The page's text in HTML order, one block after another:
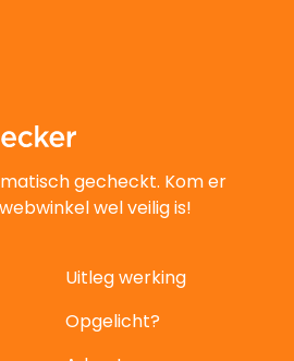
gecheckt. Kom er
wel veilig is!
Uitleg werking
Opgelicht?